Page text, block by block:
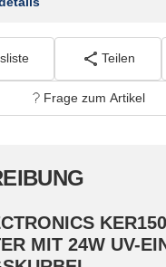
Teilen
Frage zum Artikel
MIT 24W UV-